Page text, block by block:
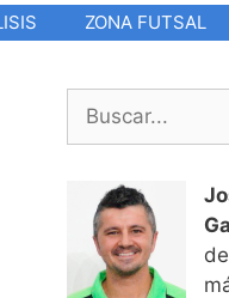
ZONA FUTSAL
Buscar: